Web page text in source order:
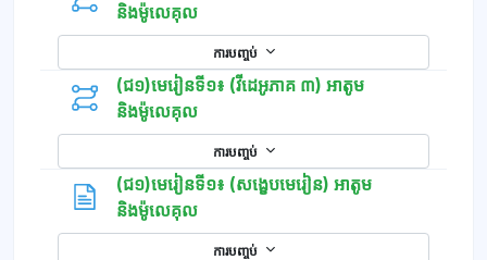
និងម៉ូលេគុល
ការបញ្ចប់
(ជ១)មេរៀនទី១៖ (វីដេអូភាគ ៣) អាតូម
និងម៉ូលេគុល
ការបញ្ចប់
(ជ១)មេរៀនទី១៖ (សង្ខេបមេរៀន) អាតូម
និងម៉ូលេគុលទំព័រ
ការបញ្ចប់